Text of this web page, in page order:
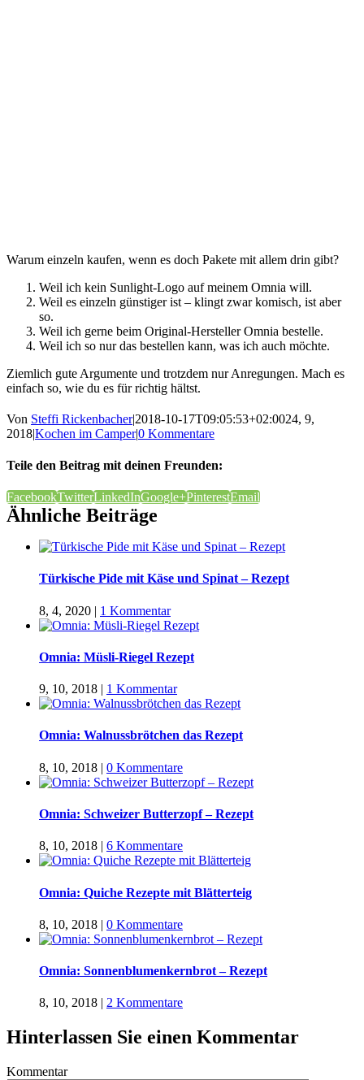
Warum einzeln kaufen, wenn es doch Pakete mit allem drin gibt?
Weil ich kein Sunlight-Logo auf meinem Omnia will.
Weil es einzeln günstiger ist – klingt zwar komisch, ist aber
so.
Weil ich gerne beim Original-Hersteller Omnia bestelle.
Weil ich so nur das bestellen kann, was ich auch möchte.
Ziemlich gute Argumente und trotzdem nur Anregungen. Mach es
einfach so, wie du es für richtig hältst.
Von Steffi Rickenbacher|2018-10-17T09:05:53+02:0024, 9,
2018|Kochen im Camper|0 Kommentare
Teile den Beitrag mit deinen Freunden:
FacebookTwitterLinkedInGoogle+PinterestEmail
Ähnliche Beiträge
Türkische Pide mit Käse und Spinat – Rezept
8, 4, 2020 | 1 Kommentar
Omnia: Müsli-Riegel Rezept
9, 10, 2018 | 1 Kommentar
Omnia: Walnussbrötchen das Rezept
8, 10, 2018 | 0 Kommentare
Omnia: Schweizer Butterzopf – Rezept
8, 10, 2018 | 6 Kommentare
Omnia: Quiche Rezepte mit Blätterteig
8, 10, 2018 | 0 Kommentare
Omnia: Sonnenblumenkernbrot – Rezept
8, 10, 2018 | 2 Kommentare
Hinterlassen Sie einen Kommentar
Kommentar